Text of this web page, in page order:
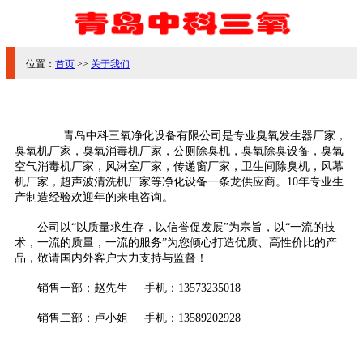
位置： 首页 >> 关于我们
青岛中科三氧净化设备有限公司是专业臭氧发生器厂家，
臭氧机厂家，臭氧消毒机厂家，公厕除臭机，臭氧除臭设备，臭氧
空气消毒机厂家，风淋室厂家，传递窗厂家，卫生间除臭机，风幕
机厂家，超声波清洗机厂家等净化设备一条龙供应商。10年专业生
产制造经验欢迎年的来电咨询。
公司以“以质量求生存，以信誉促发展”为宗旨，以“一流的技
术，一流的质量，一流的服务”为您倾心打造优质、高性价比的产
品，敬请国内外客户大力支持与监督！
销售一部：赵先生 手机：13573235018
销售二部：卢小姐 手机：13589202928